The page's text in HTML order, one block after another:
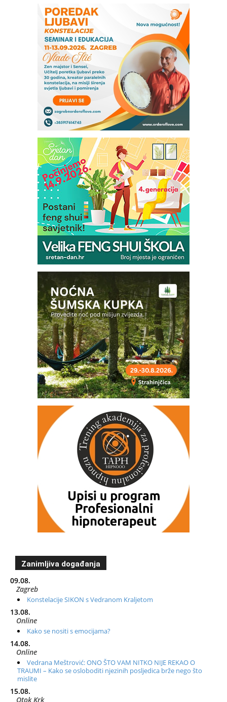
Zanimljiva događanja
09.08.
Zagreb
Konstelacije SIKON s Vedranom Kraljetom
13.08.
Online
Kako se nositi s emocijama?
14.08.
Online
Vedrana Meštrović: ONO ŠTO VAM NITKO NIJE REKAO O
TRAUMI – Kako se osloboditi njezinih posljedica brže nego što
mislite
15.08.
Otok Krk